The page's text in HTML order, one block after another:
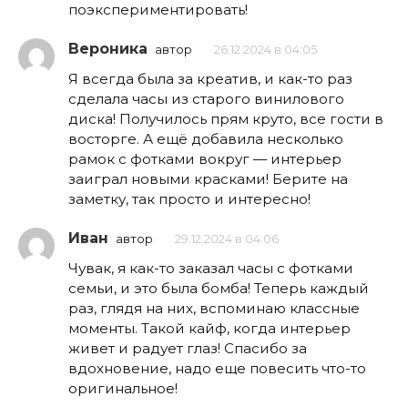
поэкспериментировать!
Вероника автор 26.12.2024 в 04:05
Я всегда была за креатив, и как-то раз
сделала часы из старого винилового
диска! Получилось прям круто, все гости в
восторге. А ещё добавила несколько
рамок с фотками вокруг — интерьер
заиграл новыми красками! Берите на
заметку, так просто и интересно!
Иван автор 29.12.2024 в 04:06
Чувак, я как-то заказал часы с фотками
семьи, и это была бомба! Теперь каждый
раз, глядя на них, вспоминаю классные
моменты. Такой кайф, когда интерьер
живет и радует глаз! Спасибо за
вдохновение, надо еще повесить что-то
оригинальное!